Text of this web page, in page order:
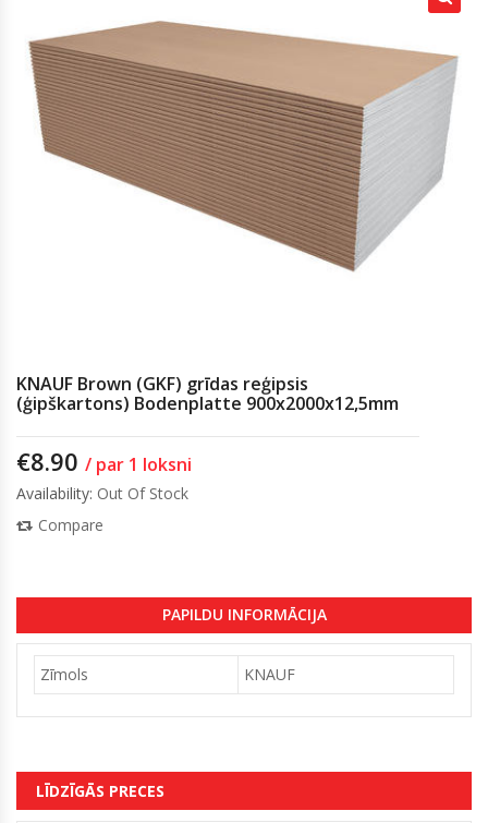
KNAUF Brown (GKF) grīdas reģipsis
(ģipškartons) Bodenplatte 900x2000x12,5mm
€8.90 / par 1 loksni
Availability: Out Of Stock
Compare
PAPILDU INFORMĀCIJA
Zīmols KNAUF
LĪDZĪGĀS PRECES